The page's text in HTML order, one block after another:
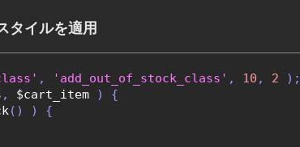
タイルを適用
, 'add_out_of_stock_class' , 10 , 2
);
, $cart_item )
{
() )
{